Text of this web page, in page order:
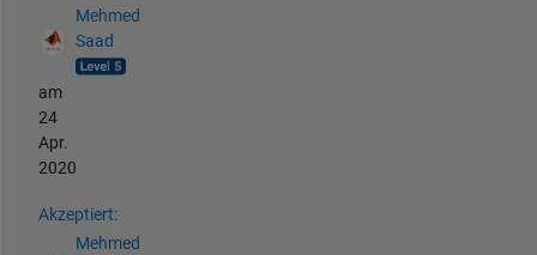
Mehmed
Saad
am
24
Apr.
2020
Akzeptiert:
Mehmed